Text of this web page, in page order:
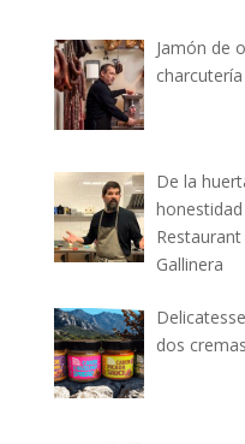
Jamón de
De la
Gallinera
dos